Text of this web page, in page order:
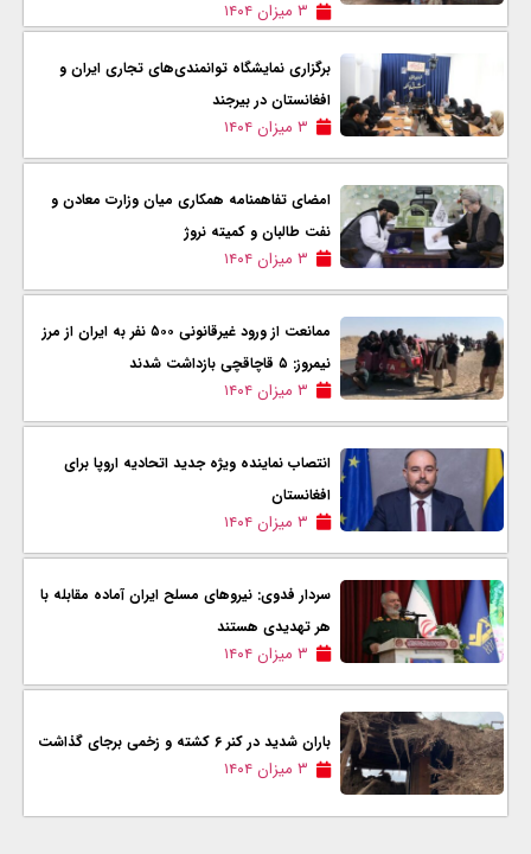
۳ میزان ۱۴۰۴
برگزاری نمایشگاه توانمندی‌های تجاری ایران و
افغانستان در بیرجند
۳ میزان ۱۴۰۴
امضای تفاهمنامه همکاری میان وزارت معادن و
نفت طالبان و کمیته نروژ
۳ میزان ۱۴۰۴
ممانعت از ورود غیرقانونی ۵۰۰ نفر به ایران از مرز
نیمروز: ۵ قاچاقچی بازداشت شدند
۳ میزان ۱۴۰۴
انتصاب نماینده ویژه جدید اتحادیه اروپا برای
افغانستان
۳ میزان ۱۴۰۴
سردار فدوی: نیروهای مسلح ایران آماده مقابله با
هر تهدیدی هستند
۳ میزان ۱۴۰۴
باران شدید در کنر ۶ کشته و زخمی برجای گذاشت
۳ میزان ۱۴۰۴